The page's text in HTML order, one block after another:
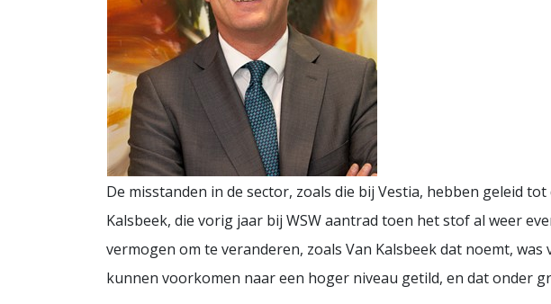
De misstanden in de sector, zoals die bij Vestia, hebben geleid
Kalsbeek, die vorig jaar bij WSW aantrad toen het stof al weer
vermogen om te veranderen, zoals Van Kalsbeek dat noemt,
kunnen voorkomen naar een hoger niveau getild, en dat onder